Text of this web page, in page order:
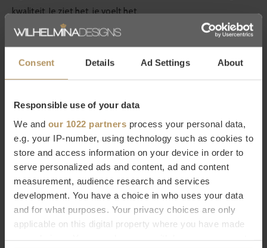
Consent Details Ad Settings About
Responsible use of your data
We and our 1022 partners process your personal data,
e.g. your IP-number, using technology such as cookies to
store and access information on your device in order to
serve personalized ads and content, ad and content
measurement, audience research and services
development. You have a choice in who uses your data
and for what purposes. Your privacy choices are only
applicable on this digital property where you have made
kwaliteit. Je ziet het, je voelt het.
Bestel Decor Walther online
contact op met onze klantenservice
telefoon). Natuurlijk kunt u ookdirect bestellen, het duurt
slechts 2 minuten. Niet helemaal tevreden met uw
aankoop? Bij WDS krijgt u 30 dagen bedenktijd.
Specificaties
Merk
Decor Walther
Serie
Corner